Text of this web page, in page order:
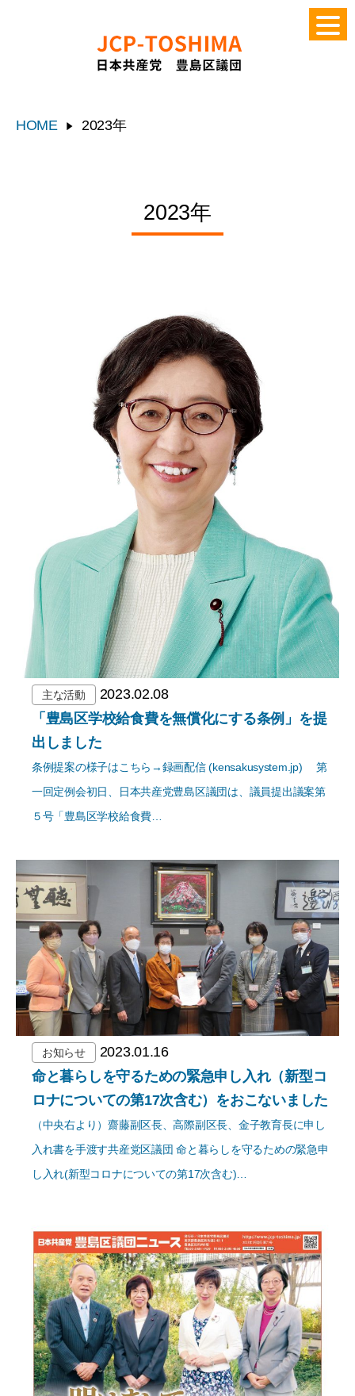
HOME 2023年
2023年
主な活動
2023.02.08
「豊島区学校給食費を無償化にする条例」を提
出しました
条例提案の様子はこちら→録画配信 (kensakusystem.jp) 第
一回定例会初日、日本共産党豊島区議団は、議員提出議案第
５号「豊島区学校給食費…
お知らせ
2023.01.16
命と暮らしを守るための緊急申し入れ（新型コ
ロナについての第17次含む）をおこないました
（中央右より）齋藤副区長、高際副区長、金子教育長に申し
入れ書を手渡す共産党区議団 命と暮らしを守るための緊急申
し入れ(新型コロナについての第17次含む)…